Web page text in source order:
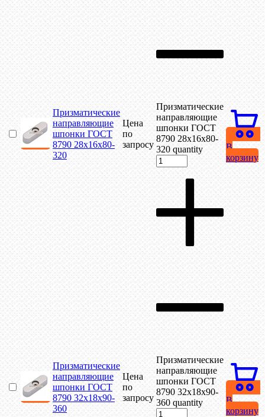
Призматические
направляющие
шпонки ГОСТ
8790 28х16х80-
320
Цена
по
запросу
Призматические
направляющие
шпонки ГОСТ
8790 28х16х80-
320 quantity
В
корзину
Призматические
направляющие
шпонки ГОСТ
8790 32х18х90-
360
Цена
по
запросу
Призматические
направляющие
шпонки ГОСТ
8790 32х18х90-
360 quantity
В
корзину